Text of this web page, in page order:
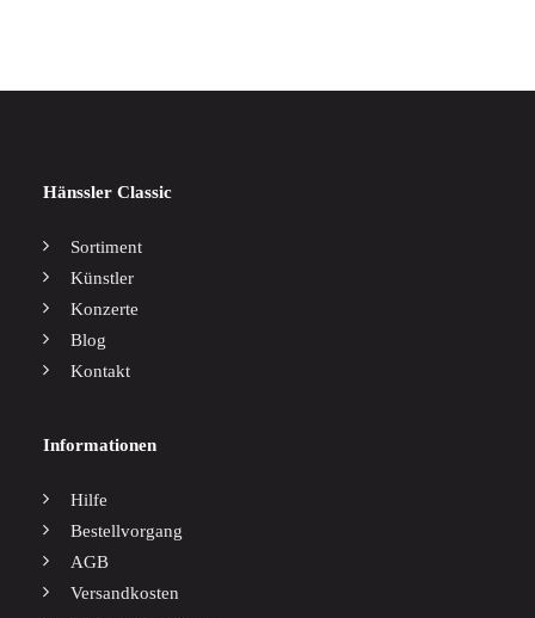
Hänssler Classic
Sortiment
Künstler
Konzerte
Blog
Kontakt
Informationen
Hilfe
Bestellvorgang
AGB
Versandkosten